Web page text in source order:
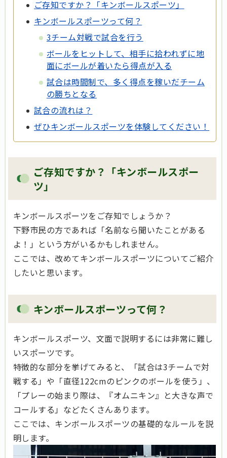
ご存知ですか？「キンボールスポーツ」
キンボールスポーツって何？
3チーム対戦で試合を行う
ボールをヒットして、相手に拾われずに地
面にボールが着いたら得点が入る
試合は時間制で、多く得点を稼いだチーム
の勝ちとなる
試合の流れは？
ぜひキンボールスポーツを体験してください！
ご存知ですか？「キンボールスポー
ツ」
キンボールスポーツをご存知でしょうか？
下野市民の方であれば「名前なら聞いたことがある
よ！」という方がいるかもしれません。
ここでは、改めてキンボールスポーツについてご紹介
したいと思います。
キンボールスポーツって何？
キンボールスポーツ、文面で説明するには非常に難し
いスポーツです。
特徴的な部分を挙げてみると、「試合は3チームで対
戦する」や「直径122cmのピンクのボールを使う」、
「プレーの始まり際は、『オムニキン』と大きな声で
コールする」などたくさんあります。
ここでは、キンボールスポーツの基礎的なルールを説
明します。